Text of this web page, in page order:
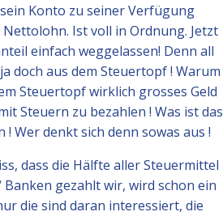
Konto zu seiner Verfügung
Ist voll in Ordnung. Jetzt
einfach weggelassen! Denn all
doch aus dem Steuertopf ! Warum
Steuertopf wirklich grosses Geld
Steuern zu bezahlen ! Was ist das
! Wer denkt sich denn sowas aus !
dass die Hälfte aller Steuermittel
Banken gezahlt wir, wird schon ein
die sind daran interessiert, die